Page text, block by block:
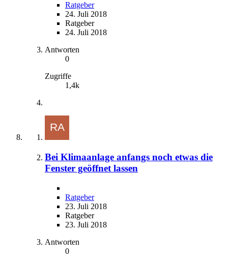
Ratgeber
24. Juli 2018
Ratgeber
24. Juli 2018
Antworten
0
Zugriffe
1,4k
Bei Klimaanlage anfangs noch etwas die
Fenster geöffnet lassen
Ratgeber
23. Juli 2018
Ratgeber
23. Juli 2018
Antworten
0